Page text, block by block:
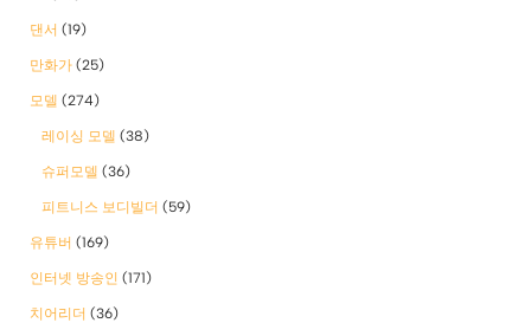
댄서 (19)
만화가 (25)
모델 (274)
레이싱 모델 (38)
슈퍼모델 (36)
피트니스 보디빌더 (59)
유튜버 (169)
인터넷 방송인 (171)
치어리더 (36)